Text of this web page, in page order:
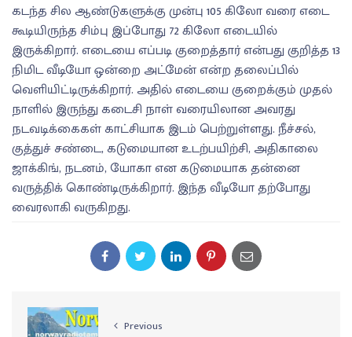
கடந்த சில ஆண்டுகளுக்கு முன்பு 105 கிலோ வரை எடை
கூடியிருந்த சிம்பு இப்போது 72 கிலோ எடையில்
இருக்கிறார். எடையை எப்படி குறைத்தார் என்பது குறித்த 13
நிமிட வீடியோ ஒன்றை அட்மேன் என்ற தலைப்பில்
வெளியிட்டிருக்கிறார். அதில் எடையை குறைக்கும் முதல்
நாளில் இருந்து கடைசி நாள் வரையிலான அவரது
நடவடிக்கைகள் காட்சியாக இடம் பெற்றுள்ளது. நீச்சல்,
குத்துச் சண்டை, கடுமையான உடற்பயிற்சி, அதிகாலை
ஜாக்கிங், நடனம், யோகா என கடுமையாக தன்னை
வருத்திக் கொண்டிருக்கிறார். இந்த வீடியோ தற்போது
வைரலாகி வருகிறது.
Previous